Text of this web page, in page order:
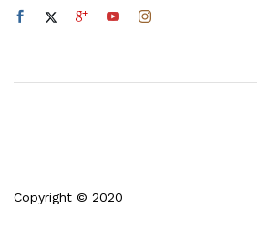
Copyright © 2020